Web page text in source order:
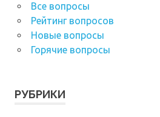
Все вопросы
Рейтинг вопросов
Новые вопросы
Горячие вопросы
РУБРИКИ